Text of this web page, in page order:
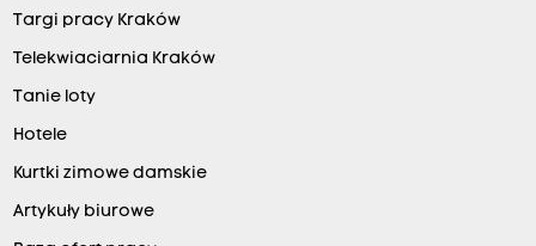
Targi pracy Kraków
Telekwiaciarnia Kraków
Tanie loty
Hotele
Kurtki zimowe damskie
Artykuły biurowe